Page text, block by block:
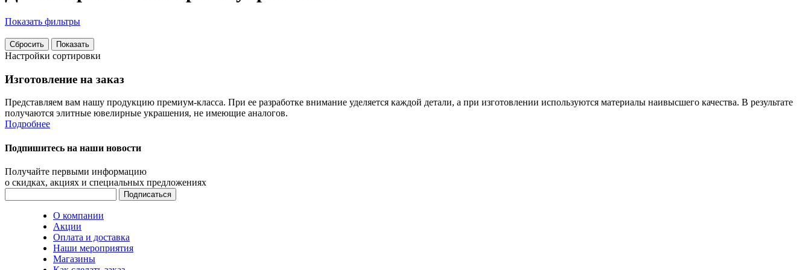
Показать фильтры
Настройки сортировки
Изготовление на заказ
Представляем вам нашу продукцию премиум-класса. При ее разработке внимание уделяется каждой детали, а при изготовлении используются материалы наивысшего качества. В результате
получаются элитные ювелирные украшения, не имеющие аналогов.
Подробнее
Подпишитесь на наши новости
Получайте первыми информацию
о скидках, акциях и специальных предложениях
О компании
Акции
Оплата и доставка
Наши мероприятия
Магазины